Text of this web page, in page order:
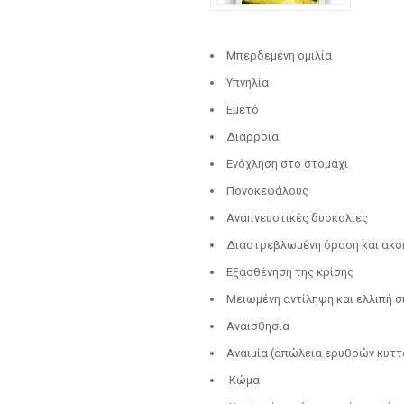
Μπερδεμένη ομιλία
Υπνηλία
Εμετό
Διάρροια
Ενόχληση στο στομάχι
Πονοκεφάλους
Αναπνευστικές δυσκολίες
Διαστρεβλωμένη όραση και
Εξασθένηση της κρίσης
Μειωμένη αντίληψη και ελλιπή
Αναισθησία
Αναιμία (απώλεια ερυθρών
Κώμα